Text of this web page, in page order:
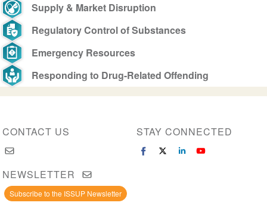
Supply & Market Disruption
Regulatory Control of Substances
Emergency Resources
Responding to Drug-Related Offending
CONTACT US STAY CONNECTED
NEWSLETTER
Subscribe to the ISSUP Newsletter